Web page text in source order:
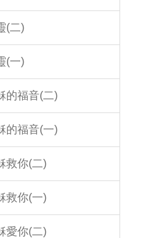
(二)
(一)
的福音(二)
的福音(一)
救你(二)
救你(一)
愛你(二)